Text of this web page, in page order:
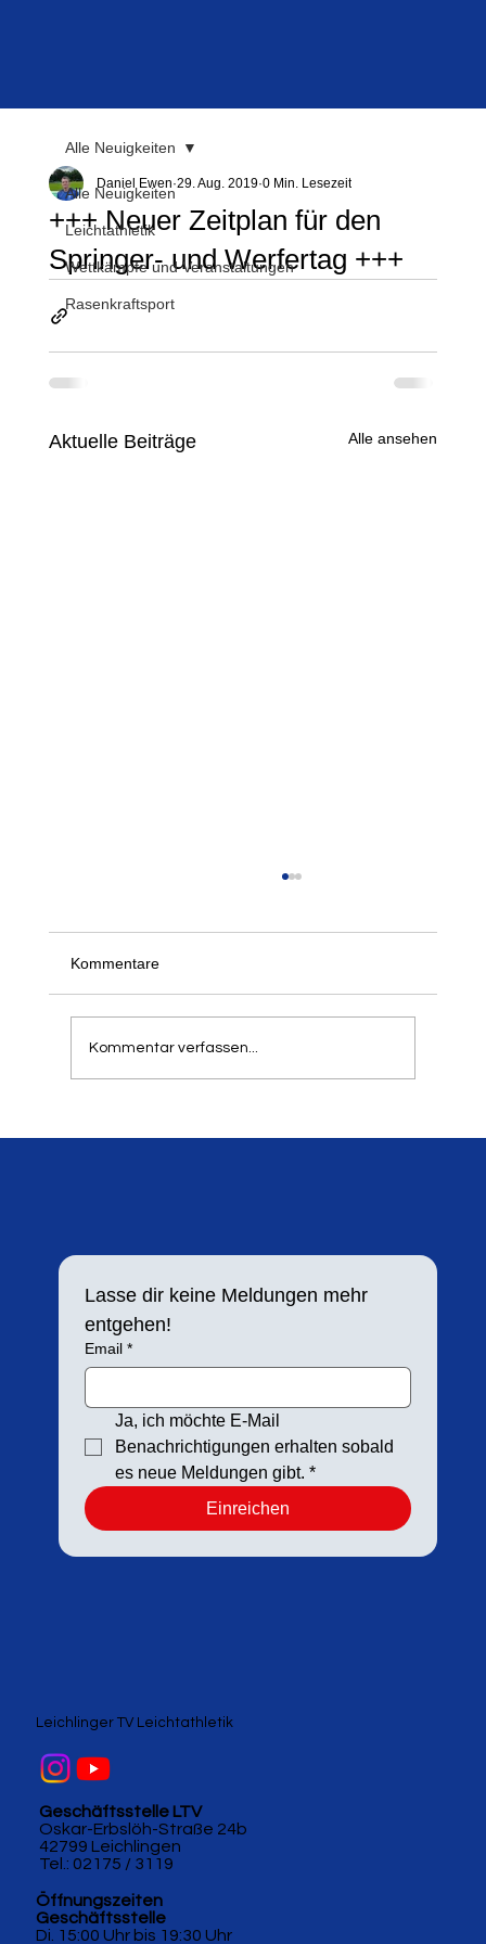
Alle Neuigkeiten
Leichtathletik
Wettkämpfe und Veranstaltungen
Rasenkraftsport
Alle Neuigkeiten
+++ Neuer Zeitplan für den
Springer- und Werfertag +++
Daniel Ewen 29. Aug. 2019 0 Min. Lesezeit
Aktuelle Beiträge Alle ansehen
Schon jetzt freuen wir uns, alle informieren zu
Kommentare
Kommentar verfassen...
Lasse dir keine Meldungen mehr
entgehen!
Email *
Ja, ich möchte E-Mail
Benachrichtigungen erhalten sobald
es neue Meldungen gibt. *
Einreichen
Geschäftsstelle LTV
Oskar-Erbslöh-Straße 24b
42799 Leichlingen
Tel.: 02175 / 3119
Öffnungszeiten
Geschäftsstelle
Di. 15:00 Uhr bis 19:30 Uhr
Leichlinger TV Leichtathletik